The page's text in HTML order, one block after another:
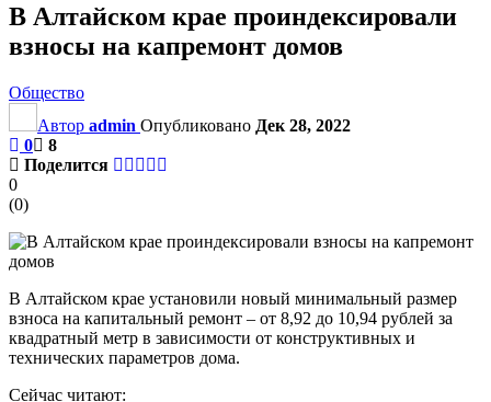
В Алтайском крае проиндексировали
взносы на капремонт домов
Общество
Автор admin Опубликовано Дек 28, 2022
0
8
Поделится
0
(0)
В Алтайском крае установили новый минимальный размер
взноса на капитальный ремонт – от 8,92 до 10,94 рублей за
квадратный метр в зависимости от конструктивных и
технических параметров дома.
Сейчас читают: